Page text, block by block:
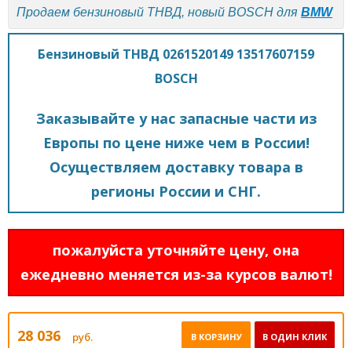
Продаем бензиновый ТНВД, новый BOSCH для BMW
Бензиновый ТНВД 0261520149 13517607159
BOSCH
Заказывайте у нас запасные части из
Европы по цене ниже чем в России!
Осуществляем доставку товара в
регионы России и СНГ.
пожалуйста уточняйте цену, она
ежедневно меняется из-за курсов валют!
28 036 руб. В ОДИН КЛИК
В КОРЗИНУ